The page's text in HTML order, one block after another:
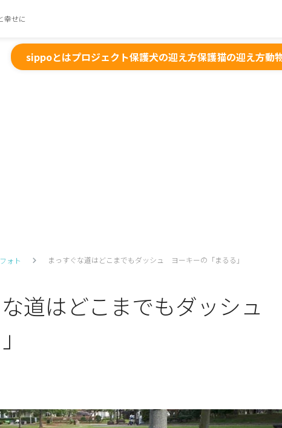
幸せに
sippoとはプロジェクト保護犬の迎え方保護猫の迎え方動
フォト まっすぐな道はどこまでもダッシュ ヨーキーの「まるる」
な道はどこまでもダッシ